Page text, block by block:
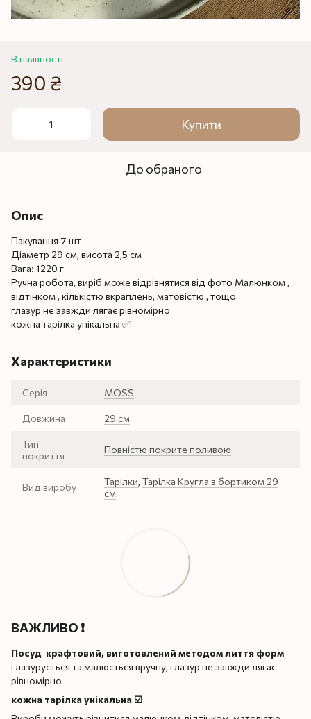
В наявності
390 ₴
Купити
До обраного
Опис
Пакування 7 шт
Діаметр 29 см, висота 2,5 см
Вага: 1220 г
Ручна робота, виріб може відрізнятися від фото Малюнком ,
відтінком , кількістю вкраплень, матовістю , тощо
глазур не завжди лягає рівномірно
кожна тарілка унікальна ✅
Характеристики
Серія MOSS
Довжина 29 см
Тип
покриття
Повністю покрите поливою
Вид виробу Тарілки, Тарілка Кругла з бортиком 29
см
ВАЖЛИВО ❗️
Посуд крафтовий, виготовлений методом лиття форм
глазурується та малюється вручну, глазур не завжди лягає
рівномірно
кожна тарілка унікальна ☑️